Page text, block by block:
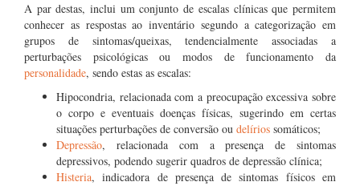
A par destas, inclui um conjunto de escalas clínicas que permitem
conhecer as respostas ao inventário segundo a categorização em
grupos de sintomas/queixas, tendencialmente associadas a
perturbações psicológicas ou modos de funcionamento da
personalidade, sendo estas as escalas:
Hipocondria, relacionada com a preocupação excessiva sobre
o corpo e eventuais doenças físicas, sugerindo em certas
situações perturbações de conversão ou delírios somáticos;
Depressão, relacionada com a presença de sintomas
depressivos, podendo sugerir quadros de depressão clínica;
Histeria, indicadora de presença de sintomas físicos em